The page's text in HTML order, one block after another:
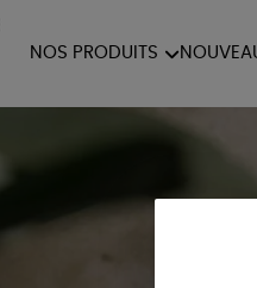
NOS PRODUITS